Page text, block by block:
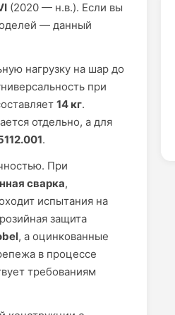
(2020 — н.в.). Если вы
— данный
нагрузку на шар до
при
14 кг.
отдельно, а для
.
При
сварка,
испытания на
защита
, а оцинкованные
в процессе
требованиям